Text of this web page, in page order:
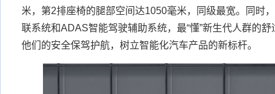
米，第2排座椅的腿部空间达1050毫米，同级最宽。同时
联系统和ADAS智能驾驶辅助系统，最“懂”新生代人群的
他们的安全保驾护航，树立智能化汽车产品的新标杆。